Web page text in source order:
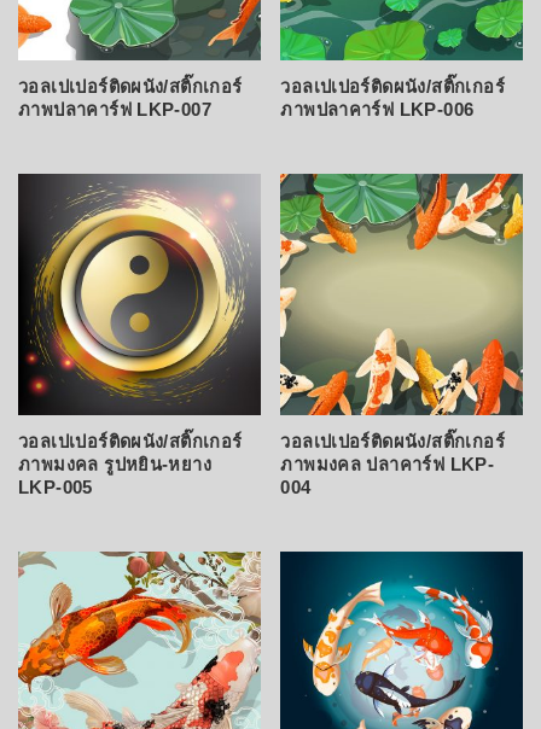
วอลเปเปอร์ติดผนัง/สติ๊กเกอร์
ภาพปลาคาร์ฟ LKP-007
วอลเปเปอร์ติดผนัง/สติ๊กเกอร์
ภาพปลาคาร์ฟ LKP-006
วอลเปเปอร์ติดผนัง/สติ๊กเกอร์
ภาพมงคล รูปหยิน-หยาง
LKP-005
วอลเปเปอร์ติดผนัง/สติ๊กเกอร์
ภาพมงคล ปลาคาร์ฟ LKP-
004